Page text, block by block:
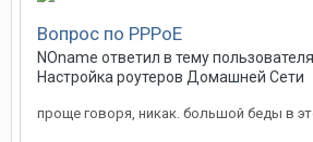
Вопрос по PPPoE
NOname ответил в тему пользователя
Настройка роутеров Домашней Сети
проще говоря, никак. большой беды в